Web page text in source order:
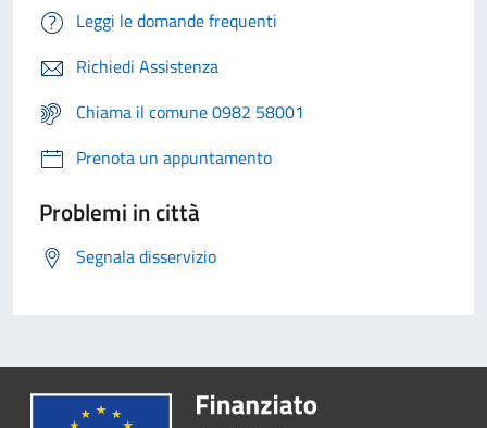
Leggi le domande frequenti
Richiedi Assistenza
Chiama il comune 0982 58001
Prenota un appuntamento
Problemi in città
Segnala disservizio